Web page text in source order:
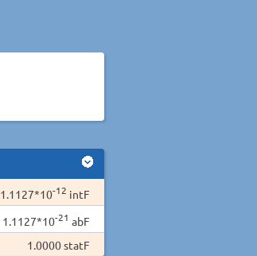
1.1127*10-12 intF
1.1127*10-21 abF
1.0000 statF